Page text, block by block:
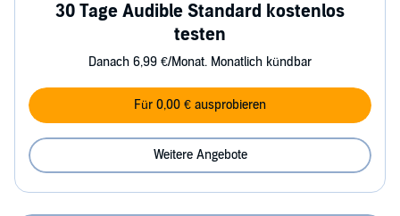
30 Tage Audible Standard kostenlos
testen
Danach 6,99 €/Monat. Monatlich kündbar
Für 0,00 € ausprobieren
Weitere Angebote